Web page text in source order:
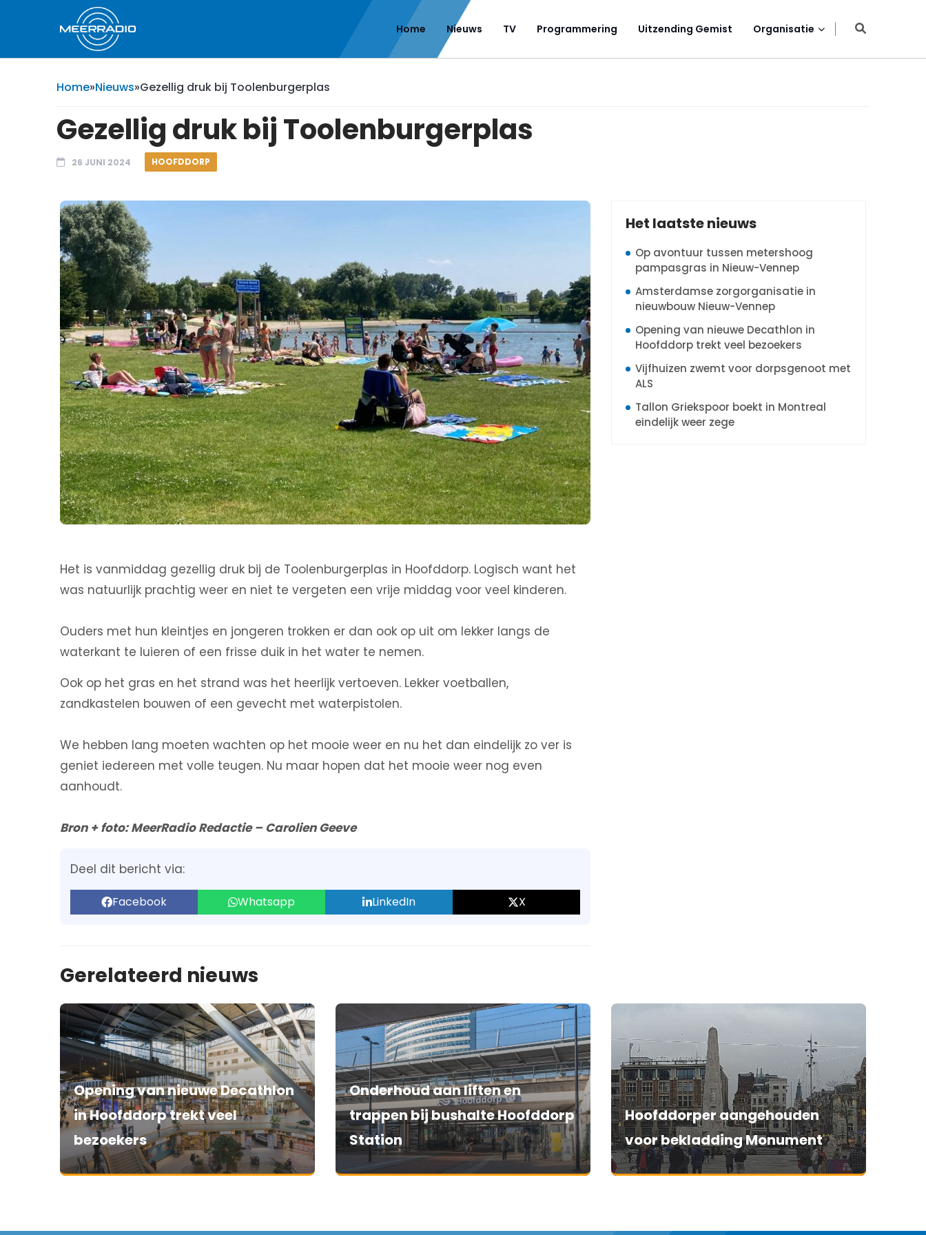
Home Nieuws TV Programmering Uitzending Gemist Organisatie
Home»Nieuws»Gezellig druk bij Toolenburgerplas
Gezellig druk bij Toolenburgerplas
26 JUNI 2024 HOOFDDORP
Het is vanmiddag gezellig druk bij de Toolenburgerplas in Hoofddorp. Logisch want het
was natuurlijk prachtig weer en niet te vergeten een vrije middag voor veel kinderen.
Ouders met hun kleintjes en jongeren trokken er dan ook op uit om lekker langs de
waterkant te luieren of een frisse duik in het water te nemen.
Ook op het gras en het strand was het heerlijk vertoeven. Lekker voetballen,
zandkastelen bouwen of een gevecht met waterpistolen.
We hebben lang moeten wachten op het mooie weer en nu het dan eindelijk zo ver is
geniet iedereen met volle teugen. Nu maar hopen dat het mooie weer nog even
aanhoudt.
Bron + foto: MeerRadio Redactie – Carolien Geeve
Deel dit bericht via:
Facebook Whatsapp LinkedIn X
Het laatste nieuws
Op avontuur tussen metershoog
pampasgras in Nieuw-Vennep
Amsterdamse zorgorganisatie in
nieuwbouw Nieuw-Vennep
Opening van nieuwe Decathlon in
Hoofddorp trekt veel bezoekers
Vijfhuizen zwemt voor dorpsgenoot met
ALS
Tallon Griekspoor boekt in Montreal
eindelijk weer zege
Gerelateerd nieuws
Opening van nieuwe Decathlon
in Hoofddorp trekt veel
bezoekers
Onderhoud aan liften en
trappen bij bushalte Hoofddorp
Station
Hoofddorper aangehouden
voor bekladding Monument